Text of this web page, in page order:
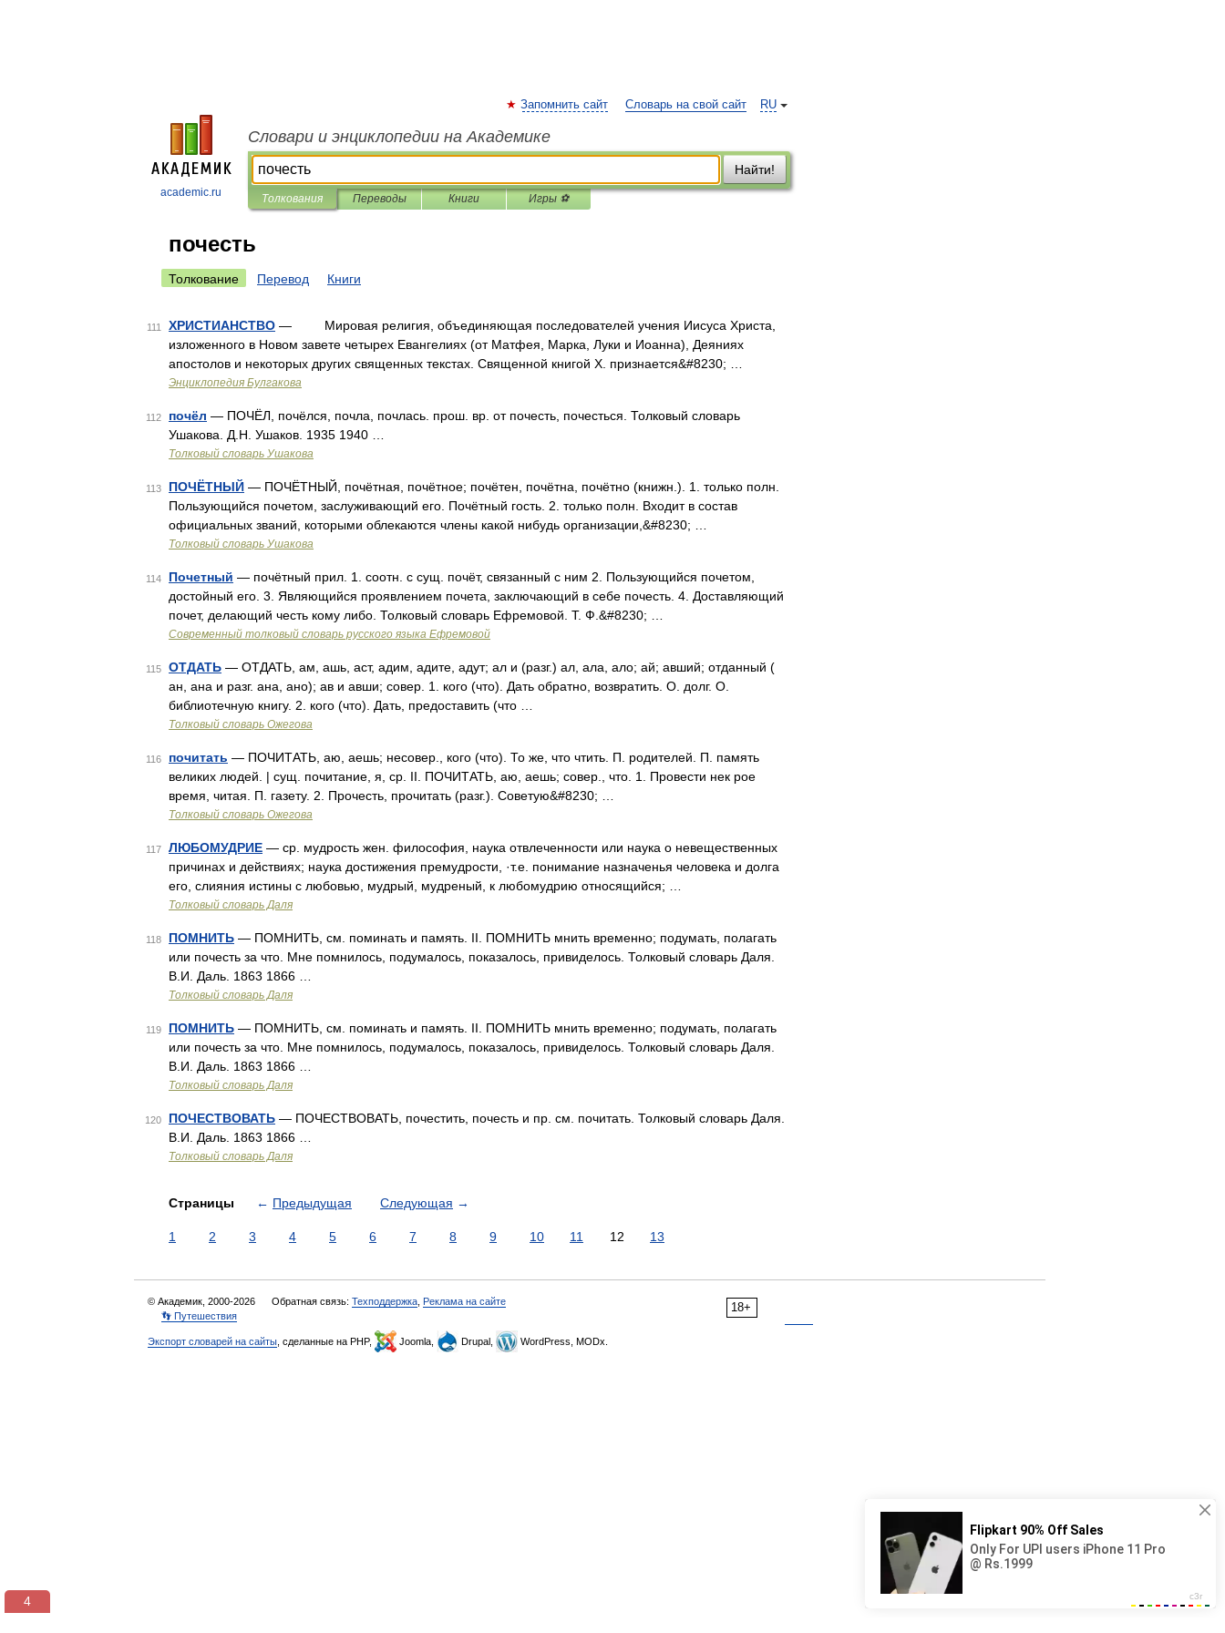
academic.ru
RU
Запомнить сайт Словарь на свой сайт
Словари и энциклопедии на Академике
Найти!
Толкования Переводы Книги Игры ⚽
почесть
Толкование Перевод Книги
111 ХРИСТИАНСТВО — Мировая религия, объединяющая последователей учения Иисуса Христа,
изложенного в Новом завете четырех Евангелиях (от Матфея, Марка, Луки и Иоанна), Деяниях
апостолов и некоторых других священных текстах. Священной книгой X. признается&#8230; …
Энциклопедия Булгакова
112 почёл — ПОЧЁЛ, почёлся, почла, почлась. прош. вр. от почесть, почесться. Толковый словарь
Ушакова. Д.Н. Ушаков. 1935 1940 …
Толковый словарь Ушакова
113 ПОЧЁТНЫЙ — ПОЧЁТНЫЙ, почётная, почётное; почётен, почётна, почётно (книжн.). 1. только полн.
Пользующийся почетом, заслуживающий его. Почётный гость. 2. только полн. Входит в состав
официальных званий, которыми облекаются члены какой нибудь организации,&#8230; …
Толковый словарь Ушакова
114 Почетный — почётный прил. 1. соотн. с сущ. почёт, связанный с ним 2. Пользующийся почетом,
достойный его. 3. Являющийся проявлением почета, заключающий в себе почесть. 4. Доставляющий
почет, делающий честь кому либо. Толковый словарь Ефремовой. Т. Ф.&#8230; …
Современный толковый словарь русского языка Ефремовой
115 ОТДАТЬ — ОТДАТЬ, ам, ашь, аст, адим, адите, адут; ал и (разг.) ал, ала, ало; ай; авший; отданный (
ан, ана и разг. ана, ано); ав и авши; совер. 1. кого (что). Дать обратно, возвратить. О. долг. О.
библиотечную книгу. 2. кого (что). Дать, предоставить (что …
Толковый словарь Ожегова
116 почитать — ПОЧИТАТЬ, аю, аешь; несовер., кого (что). То же, что чтить. П. родителей. П. память
великих людей. | сущ. почитание, я, ср. II. ПОЧИТАТЬ, аю, аешь; совер., что. 1. Провести нек рое
время, читая. П. газету. 2. Прочесть, прочитать (разг.). Советую&#8230; …
Толковый словарь Ожегова
117 ЛЮБОМУДРИЕ — ср. мудрость жен. философия, наука отвлеченности или наука о невещественных
причинах и действиях; наука достижения премудрости, ·т.е. понимание назначенья человека и долга
его, слияния истины с любовью, мудрый, мудреный, к любомудрию относящийся; …
Толковый словарь Даля
118 ПОМНИТЬ — ПОМНИТЬ, см. поминать и память. II. ПОМНИТЬ мнить временно; подумать, полагать
или почесть за что. Мне помнилось, подумалось, показалось, привиделось. Толковый словарь Даля.
В.И. Даль. 1863 1866 …
Толковый словарь Даля
119 ПОМНИТЬ — ПОМНИТЬ, см. поминать и память. II. ПОМНИТЬ мнить временно; подумать, полагать
или почесть за что. Мне помнилось, подумалось, показалось, привиделось. Толковый словарь Даля.
В.И. Даль. 1863 1866 …
Толковый словарь Даля
120 ПОЧЕСТВОВАТЬ — ПОЧЕСТВОВАТЬ, почестить, почесть и пр. см. почитать. Толковый словарь Даля.
В.И. Даль. 1863 1866 …
Толковый словарь Даля
Страницы ← Предыдущая Следующая →
1 2 3 4 5 6 7 8 9 10 11 12 13
18+
© Академик, 2000-2026 Обратная связь: Техподдержка Реклама на сайте
👣 Путешествия
Экспорт словарей на сайты , сделанные на PHP, Joomla, Drupal, WordPress, MODx.
3